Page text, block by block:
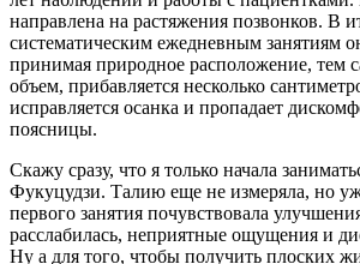
направлена на растяжения позвонков. В
систематическим ежедневным занятиям
принимая природное расположение, тем
объем, прибавляется несколько
исправляется осанка и пропадает
поясницы.
Скажу сразу, что я только начала
Фукуцудзи. Талию еще не измеряла, но
первого занятия почувствовала
расслабилась, неприятные ощущения и
Ну а для того, чтобы получить плоских